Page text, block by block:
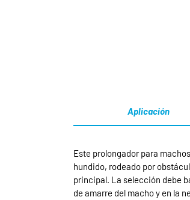
Aplicación
Este prolongador para
hundido, rodeado por
principal. La selección debe
de amarre del macho y en la